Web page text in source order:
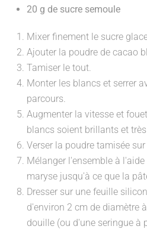
20 g de sucre semoule
Mixer finement le sucre
Ajouter la poudre de cacao
Tamiser le tout.
Monter les blancs et serrer
parcours.
Augmenter la vitesse et
blancs soient brillants et très
Verser la poudre tamisée
Mélanger l'ensemble à
maryse jusqu'à ce que la
Dresser sur une feuille
d'environ 2 cm de diamètre
douille (ou d'une seringue à